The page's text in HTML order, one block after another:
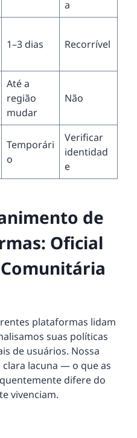
a
1–3 dias Recorrível
Até a
região
mudar
Não
Temporári
o
Verificar
identidad
e
de
Oficial
plataformas lidam
suas políticas
de usuários. Nossa
lacuna — o que as
difere do
vivenciam.